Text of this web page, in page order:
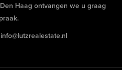
Den Haag ontvangen we u graag
info@lutzrealestate.nl